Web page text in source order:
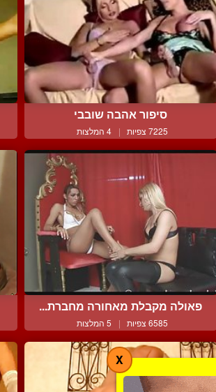
סיפור אהבה שובבי
7225 צפיות | 4 המלצות
פאולה מקבלת מאחורה מחברת...
6585 צפיות | 5 המלצות
X